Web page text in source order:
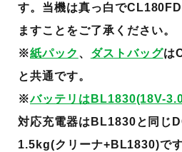
す。当機は真っ白で
ますことをご了承ください。
※紙パック 、 ダストバッグは
と共通です。
※バッテリはBL1830(18V-
対応充電器はBL1830と同じ
1.5kg(クリーナ+BL1830)です